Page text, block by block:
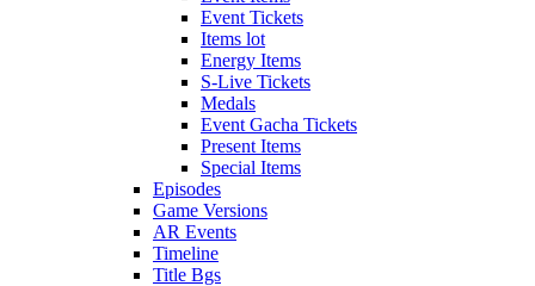
Event Tickets
Items lot
Energy Items
S-Live Tickets
Medals
Event Gacha Tickets
Present Items
Special Items
Episodes
Game Versions
AR Events
Timeline
Title Bgs